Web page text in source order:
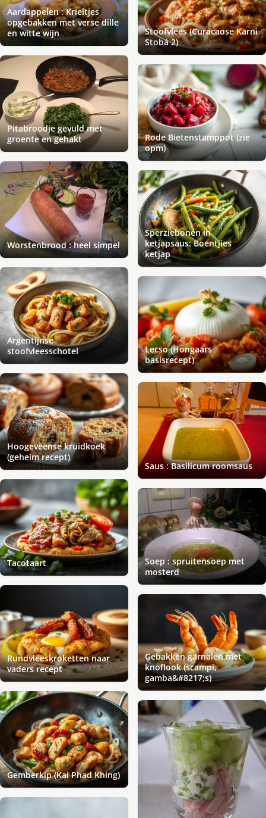
Aardappelen : Krieltjes
opgebakken met verse dille
en witte wijn
Stoofvlees (Curacaose Karni
Stobá 2)
Pitabroodje gevuld met
groente en gehakt
Rode Bietenstamppot (zie
opm)
Worstenbrood : heel simpel
Sperziebonen in
ketjapsaus: Boentjies
ketjap
Argentijnse
stoofvleesschotel
Lecso (Hongaars
basisrecept)
Hoogeveense kruidkoek
(geheim recept)
Saus : Basilicum roomsaus
Tacotaart
Soep : spruitensoep met
mosterd
Rundvleeskroketten naar
vaders recept
Gebakken garnalen met
knoflook (scampi,
gamba&#8217;s)
Gemberkip (Kai Phad Khing)